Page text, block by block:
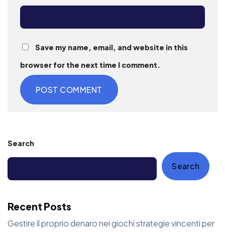
Save my name, email, and website in this
browser for the next time I comment.
Search
Search
Recent Posts
Gestire il proprio denaro nei giochi strategie vincenti per